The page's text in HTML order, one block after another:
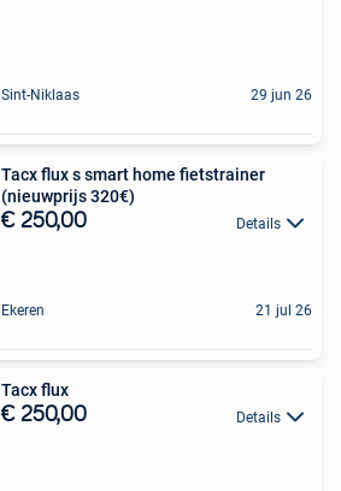
Sint-Niklaas 29 jun 26
Tacx flux s smart home fietstrainer
(nieuwprijs 320€)
€ 250,00 Details
Ekeren 21 jul 26
Tacx flux
€ 250,00 Details